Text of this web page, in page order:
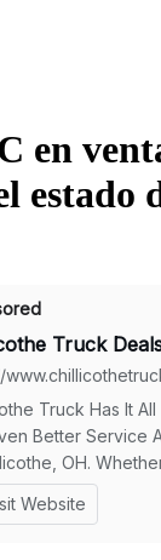
en
estado